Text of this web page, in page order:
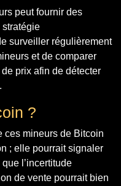
peut fournir des
stratégie
surveiller régulièrement
et de comparer
prix afin de détecter
?
ces mineurs de Bitcoin
; elle pourrait signaler
l’incertitude
de vente pourrait bien